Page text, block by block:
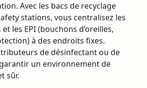
Avec les bacs de recyclage
stations, vous centralisez les
les EPI (bouchons d’oreilles,
à des endroits fixes.
de désinfectant ou de
un environnement de
sûr.